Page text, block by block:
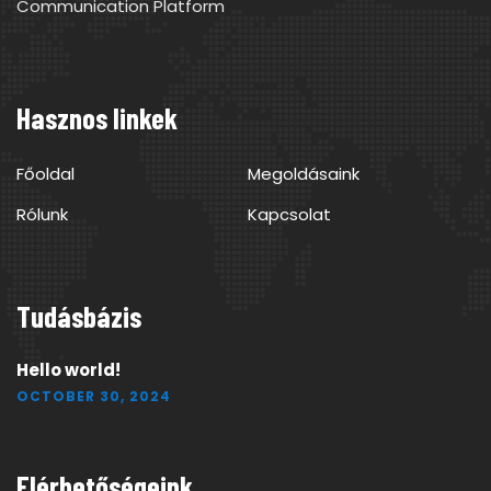
Communication Platform
Hasznos linkek
Főoldal
Megoldásaink
Rólunk
Kapcsolat
Tudásbázis
Hello world!
OCTOBER 30, 2024